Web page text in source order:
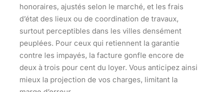
honoraires, ajustés selon le marché, et les frais
d’état des lieux ou de coordination de travaux,
surtout perceptibles dans les villes densément
peuplées. Pour ceux qui retiennent la garantie
contre les impayés, la facture gonfle encore de
deux à trois pour cent du loyer. Vous anticipez ainsi
mieux la projection de vos charges, limitant la